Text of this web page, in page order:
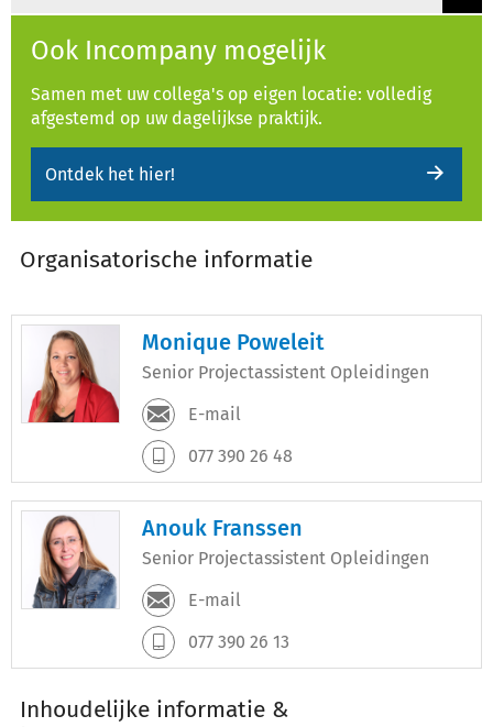
Ook Incompany mogelijk
Samen met uw collega's op eigen locatie: volledig
afgestemd op uw dagelijkse praktijk.
Ontdek het hier!
Organisatorische informatie
Monique Poweleit
Senior Projectassistent Opleidingen
E-mail
077 390 26 48
Anouk Franssen
Senior Projectassistent Opleidingen
E-mail
077 390 26 13
Inhoudelijke informatie &